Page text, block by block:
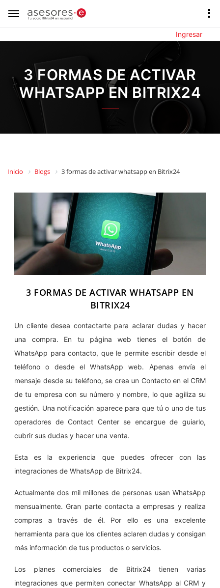
Ingresar
3 FORMAS DE ACTIVAR
WHATSAPP EN BITRIX24
Inicio Blogs 3 formas de activar whatsapp en Bitrix24
3 FORMAS DE ACTIVAR WHATSAPP EN
BITRIX24
Un cliente desea contactarte para aclarar dudas y hacer
una compra. En tu página web tienes el botón de
WhatsApp para contacto, que le permite escribir desde el
teléfono o desde el WhatsApp web. Apenas envía el
mensaje desde su teléfono, se crea un Contacto en el CRM
de tu empresa con su número y nombre, lo que agiliza su
gestión. Una notificación aparece para que tú o uno de tus
operadores de Contact Center se encargue de guiarlo,
cubrir sus dudas y hacer una venta.
Esta es la experiencia que puedes ofrecer con las
integraciones de WhatsApp de Bitrix24.
Actualmente dos mil millones de personas usan WhatsApp
mensualmente. Gran parte contacta a empresas y realiza
compras a través de él. Por ello es una excelente
herramienta para que los clientes aclaren dudas y consigan
más información de tus productos o servicios.
Los planes comerciales de Bitrix24 tienen varias
integraciones que permiten conectar WhatsApp al CRM y